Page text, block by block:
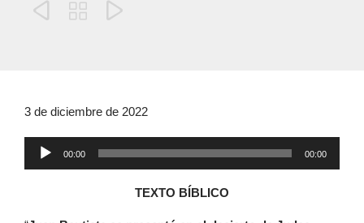
  
3 de diciembre de 2022
00:00 00:00
TEXTO BÍBLICO